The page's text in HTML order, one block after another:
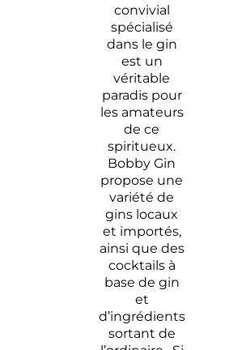
convivial
spécialisé
dans le gin
est un
véritable
paradis pour
les amateurs
de ce
spiritueux.
Bobby Gin
propose une
variété de
gins locaux
et importés,
ainsi que des
cocktails à
base de gin
et
d’ingrédients
sortant de